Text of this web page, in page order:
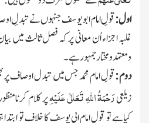
اول :قولِ امام ابو یوسف جنہوں نے تبدلِ
غلبہ اجزاء اُن معانی پر کہ فصل ثالث میں
ومعتمد ومختار جمہور ہے۔
دوم :قولِ امام محمد جس میں تبدل اوصاف پر
زیلعیرَحْمَۃُ اللہِ تَعَالٰی عَلَیْہِپر کلام
کیاہے تو قول امام ابی یوسف کا خلاف تو ابتدا